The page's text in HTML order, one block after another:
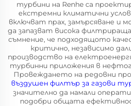
турбини на Renhe са
екстремни климатични
включват прах, замърсяване и
да запазват висока
съмнение, че подходящото
критично, независимо
производство на
турбинни приложения в
Провеждането на редовни
въздушен филтър за газови
значително да намали
подобри общата